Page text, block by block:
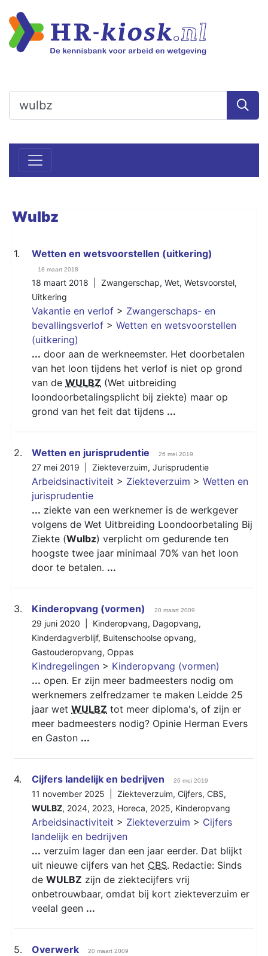
Wulbz
1. Wetten en wetsvoorstellen (uitkering)
18 maart 2018
18 maart 2018 | Zwangerschap, Wet, Wetsvoorstel,
Uitkering
Vakantie en verlof > Zwangerschaps- en
bevallingsverlof > Wetten en wetsvoorstellen
(uitkering)
... door aan de werkneemster. Het doorbetalen
van het loon tijdens het verlof is niet op grond
van de WULBZ (Wet uitbreiding
loondoorbetalingsplicht bij ziekte) maar op
grond van het feit dat tijdens ...
2. Wetten en jurisprudentie 26 mei 2019
27 mei 2019 | Ziekteverzuim, Jurisprudentie
Arbeidsinactiviteit > Ziekteverzuim > Wetten en
jurisprudentie
... ziekte van een werknemer is de werkgever
volgens de Wet Uitbreiding Loondoorbetaling Bij
Ziekte (Wulbz) verplicht om gedurende ten
hoogste twee jaar minimaal 70% van het loon
door te betalen. ...
3. Kinderopvang (vormen) 20 maart 2009
29 juni 2020 | Kinderopvang, Dagopvang,
Kinderdagverblijf, Buitenschoolse opvang,
Gastouderopvang, Oppas
Kindregelingen > Kinderopvang (vormen)
... open. Er zijn meer badmeesters nodig om
werknemers zelfredzamer te maken Leidde 25
jaar wet WULBZ tot meer diploma's, of zijn er
meer badmeesters nodig? Opinie Herman Evers
en Gaston ...
4. Cijfers landelijk en bedrijven 26 mei 2019
11 november 2025 | Ziekteverzuim, Cijfers, CBS,
WULBZ, 2024, 2023, Horeca, 2025, Kinderopvang
Arbeidsinactiviteit > Ziekteverzuim > Cijfers
landelijk en bedrijven
... verzuim lager dan een jaar eerder. Dat blijkt
uit nieuwe cijfers van het CBS. Redactie: Sinds
de WULBZ zijn de ziektecijfers vrij
onbetrouwbaar, omdat bij kort ziekteverzuim er
veelal geen ...
5. Overwerk 20 maart 2009